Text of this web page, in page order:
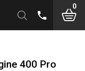
0
400 Pro